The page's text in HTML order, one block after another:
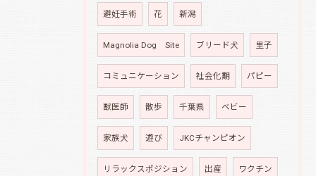
避妊手術 花 新潟
Magnolia Dog Site ブリード犬 里子
コミュニケーション 社会化期 パピー
獣医師 散歩 千葉県 ベビー
家族犬 遊び JKCチャンピオン
リラックスポジション 出産 ワクチン